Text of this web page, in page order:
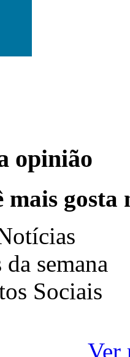
opinião
mais
semana
Sociais
Ver